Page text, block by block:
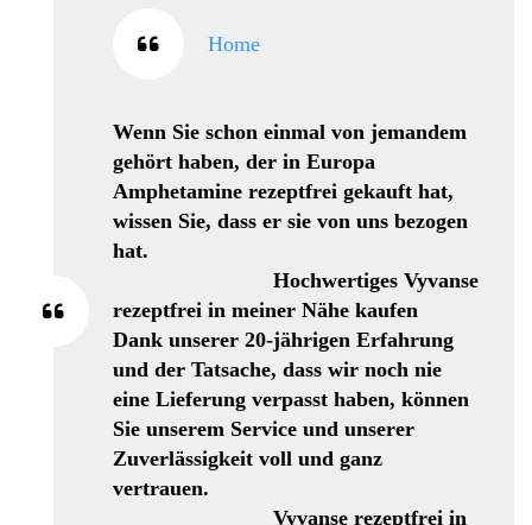
Home
Wenn Sie schon einmal von jemandem
gehört haben, der in Europa
Amphetamine rezeptfrei gekauft hat,
wissen Sie, dass er sie von uns bezogen
hat.
Hochwertiges Vyvanse
rezeptfrei in meiner Nähe kaufen
Dank unserer 20-jährigen Erfahrung
und der Tatsache, dass wir noch nie
eine Lieferung verpasst haben, können
Sie unserem Service und unserer
Zuverlässigkeit voll und ganz
vertrauen.
Vyvanse rezeptfrei in